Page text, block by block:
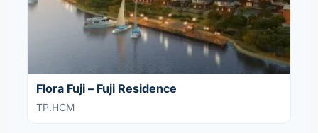
Flora Fuji – Fuji Residence
TP.HCM